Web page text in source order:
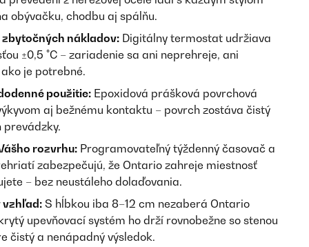
obývačku, chodbu aj spálňu.
nákladov: Digitálny termostat udržiava
±0,5 °C – zariadenie sa ani neprehreje, ani
je potrebné.
použitie: Epoxidová prášková povrchová
aj bežnému kontaktu – povrch zostáva čistý
prevádzky.
rozvrhu: Programovateľný týždenný časovač a
zabezpečujú, že Ontario zahreje miestnosť
– bez neustáleho dolaďovania.
vzhľad: S hĺbkou iba 8–12 cm nezaberá Ontario
upevňovací systém ho drží rovnobežne so stenou
čistý a nenápadný výsledok.